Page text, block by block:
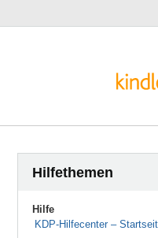
Hilfethemen
Hilfe
KDP-Hilfecenter –